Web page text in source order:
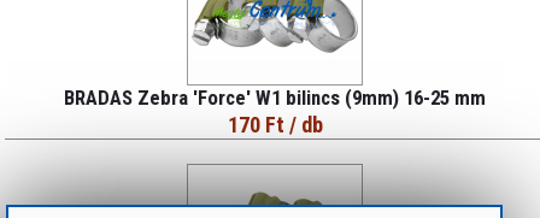
BRADAS Zebra 'Force' W1 bilincs (9mm) 16-25 mm
170 Ft / db